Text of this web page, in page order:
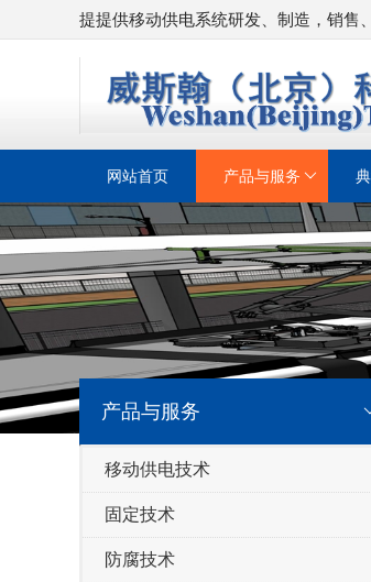
提提供移动供电系统研发、制造，销售
网站首页 产品与服务
产品与服务
移动供电技术
固定技术
防腐技术